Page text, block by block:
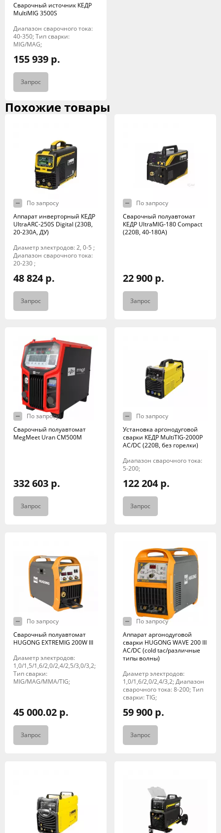
Сварочный источник КЕДР
MultiMIG 3500S
Диапазон сварочного тока:
40-350; Тип сварки:
MIG/MAG;
155 939 р.
Запрос
Похожие товары
По запросу
Аппарат инверторный КЕДР
UltraARC-250S Digital (230В,
20-230А, ДУ)
Диаметр электродов: 2, 0-5 ;
Диапазон сварочного тока:
20-230 ;
48 824 р.
Запрос
По запросу
Сварочный полуавтомат
КЕДР UltraMIG-180 Compact
(220B, 40-180A)
22 900 р.
Запрос
По запросу
Сварочный полуавтомат
MegMeet Uran CM500M
332 603 р.
Запрос
По запросу
Установка аргонодуговой
сварки КЕДР MultiTIG-2000P
AC/DC (220В, без горелки)
Диапазон сварочного тока:
5-200;
122 204 р.
Запрос
По запросу
Сварочный полуавтомат
HUGONG EXTREMIG 200W III
Диаметр электродов:
1,0/1,5/1,6/2,0/2,4/2,5/3,0/3,2;
Тип сварки:
MIG/MAG/MMA/TIG;
45 000.02 р.
Запрос
По запросу
Аппарат аргонодуговой
сварки HUGONG WAVE 200 III
AC/DC (cold tac/различные
типы волны)
Диаметр электродов:
1,0/1,6/2,0/2,4/3,2; Диапазон
сварочного тока: 8-200; Тип
сварки: TIG;
59 900 р.
Запрос